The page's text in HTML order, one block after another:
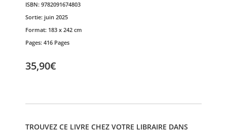
ISBN: 9782091674803
Sortie: juin 2025
Format: 183 x 242 cm
Pages: 416 Pages
35,90€
TROUVEZ CE LIVRE CHEZ VOTRE LIBRAIRE DANS